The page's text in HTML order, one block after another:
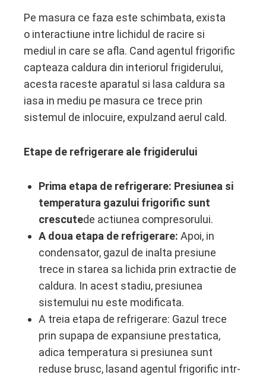
Pe masura ce faza este schimbata, exista
o interactiune intre lichidul de racire si
mediul in care se afla. Cand agentul frigorific
capteaza caldura din interiorul frigiderului,
acesta raceste aparatul si lasa caldura sa
iasa in mediu pe masura ce trece prin
sistemul de inlocuire, expulzand aerul cald.
Etape de refrigerare ale frigiderului
Prima etapa de refrigerare: Presiunea si
temperatura gazului frigorific sunt
crescutede actiunea compresorului.
A doua etapa de refrigerare: Apoi, in
condensator, gazul de inalta presiune
trece in starea sa lichida prin extractie de
caldura. In acest stadiu, presiunea
sistemului nu este modificata.
A treia etapa de refrigerare: Gazul trece
prin supapa de expansiune prestatica,
adica temperatura si presiunea sunt
reduse brusc, lasand agentul frigorific intr-